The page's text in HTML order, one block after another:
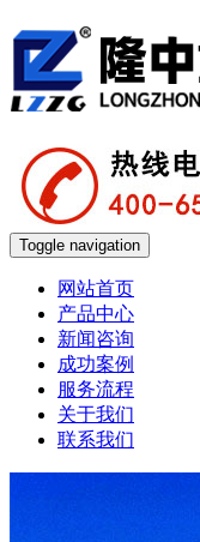
Toggle navigation
网站首页
产品中心
新闻咨询
成功案例
服务流程
关于我们
联系我们